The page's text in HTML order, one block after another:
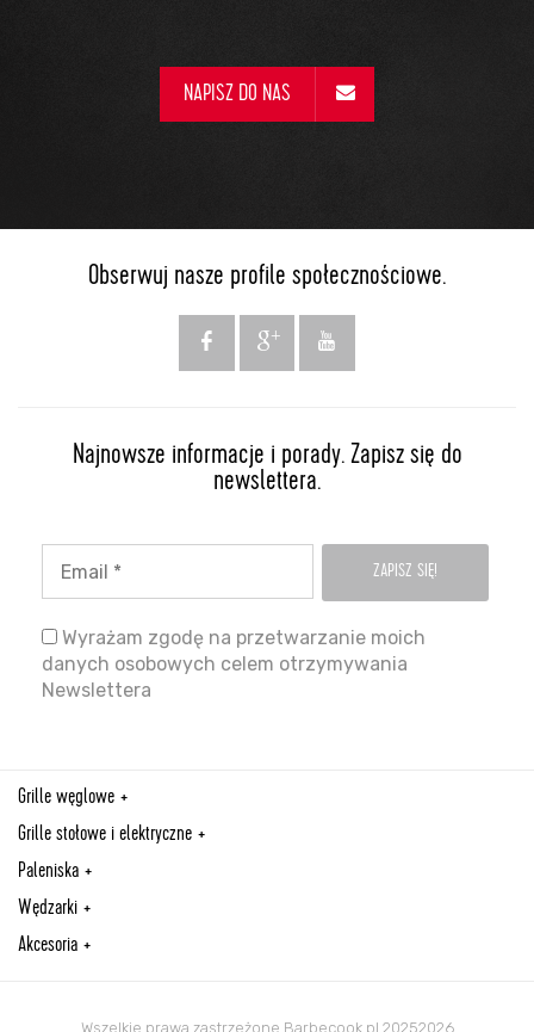
NAPISZ DO NAS
Obserwuj nasze profile społecznościowe.
Najnowsze informacje i porady. Zapisz się do
newslettera.
Wyrażam zgodę na przetwarzanie moich
danych osobowych celem otrzymywania
Newslettera
Grille węglowe
Grille stołowe i elektryczne
Paleniska
Wędzarki
Akcesoria
Wszelkie prawa zastrzeżone Barbecook.pl 20252026